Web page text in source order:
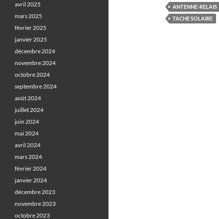
ANTENNE-RELAIS
TACHE SOLAIRE
avril 2025
mars 2025
février 2025
janvier 2025
décembre 2024
novembre 2024
octobre 2024
septembre 2024
août 2024
juillet 2024
juin 2024
mai 2024
avril 2024
mars 2024
février 2024
janvier 2024
décembre 2023
novembre 2023
octobre 2023